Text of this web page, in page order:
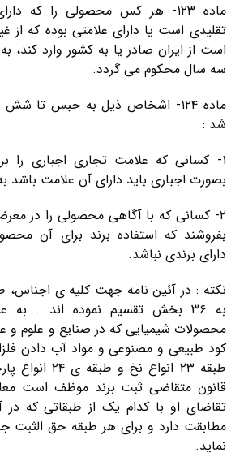
ماده ۱۲۳- هر کس محصولی را که
تقلیدی است یا دارای علامتی بوده که از
است از ایران صادر یا به کشور وارد کند،
سه سال محکوم می گردد.
ماده ۱۲۴- اشخاص ذیل به حبس تا
شد :
۱- کسانی که علامت تجاری اجباری را
بصورت اجباری باید دارای آن علامت باشد به
۲- کسانی که با آگاهی محصولی را در
بفروشند که استفاده برند برای آن
دارای برندی نباشد.
نکته : در آئین نامه جهت کلیه ی اجناس،
محصولات شیمیایی که در صنایع و علوم و
کود طبیعی و مصنوعی و مواد آب دادن
طبقه ۲۳ انواع
قانون متقاضی ثبت برند موظف است
تقاضای او با کدام یک از طبقاتی که در
مطابقت دارد و برای هر طبقه حق الثبت
نماید.